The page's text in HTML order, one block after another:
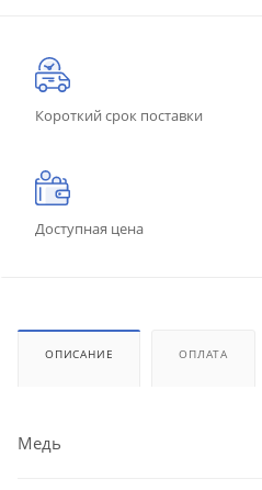
Короткий срок поставки
Доступная цена
ОПИСАНИЕ ОПЛАТА
Медь